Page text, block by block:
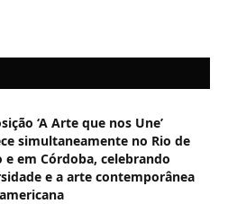
‘A Arte que nos Une’
simultaneamente no Rio de
e em Córdoba, celebrando
e a arte contemporânea